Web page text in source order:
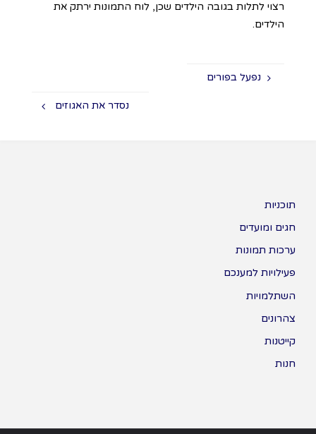
רצוי לתלות בגובה הילדים שכן, לוח התמונות ירתק את
הילדים.
נפעל בפורים
נסדר את האגוזים
תוכניות
חגים ומועדים
ערכות תמונות
פעילויות למענכם
השתלמויות
צהרונים
קייטנות
חנות